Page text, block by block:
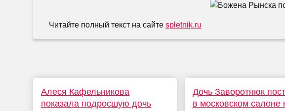
Читайте полный текст на сайтеspletnik.ru
Алеся Кафельникова
показала подросшую дочь
Дочь Заворотнюк
в московском салоне